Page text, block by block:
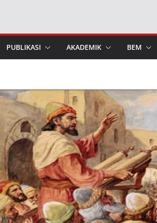
PUBLIKASI AKADEMIK BEM